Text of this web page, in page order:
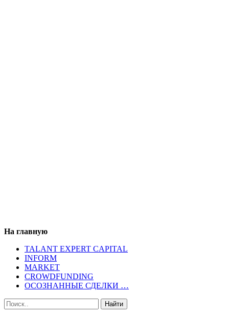
На главную
TALANT EXPERT CAPITAL
INFORM
MARKET
CROWDFUNDING
ОСОЗНАННЫЕ СДЕЛКИ …